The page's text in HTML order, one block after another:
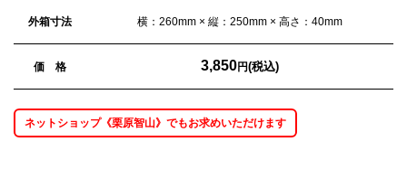
外箱寸法 横：260mm × 縦：250mm × 高さ：40mm
価 格 3,850円(税込)
ネットショップ《栗原智山》でもお求めいただけます